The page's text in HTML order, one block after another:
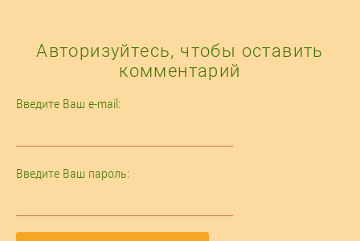
Авторизуйтесь, чтобы оставить
комментарий
Введите Ваш e-mail:
Введите Ваш пароль: